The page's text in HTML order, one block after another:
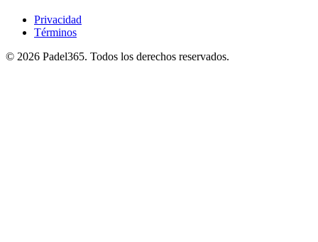
Privacidad
Términos
© 2026 Padel365. Todos los derechos reservados.